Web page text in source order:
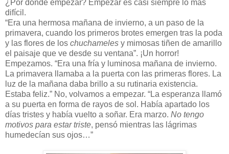
¿Por dónde empezar? Empezar es casi siempre lo más
difícil.
“Era una hermosa mañana de invierno, a un paso de la
primavera, cuando los primeros brotes emergen tras la poda
y las flores de los chuchameles y mimosas tiñen de amarillo
el paisaje que ve desde su ventana”. ¡Un horror!
Empezamos. “Era una fría y luminosa mañana de invierno.
La primavera llamaba a la puerta con las primeras flores. La
luz de la mañana daba brillo a su rutinaria existencia.
Estaba feliz.” No, volvamos a empezar. “La esperanza llamó
a su puerta en forma de rayos de sol. Había apartado los
días tristes y había vuelto a soñar. Era marzo. No tengo
motivos para estar triste, pensó mientras las lágrimas
humedecían sus ojos…”